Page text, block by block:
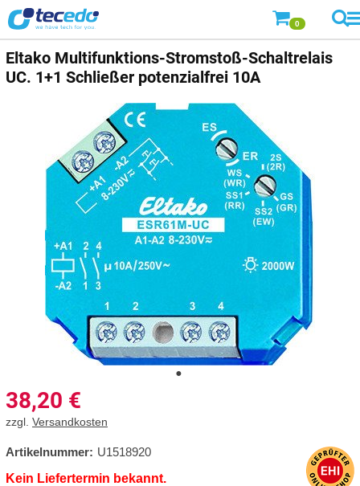
0
Eltako Multifunktions-Stromstoß-Schaltrelais
UC. 1+1 Schließer potenzialfrei 10A
38,20 €
zzgl. Versandkosten
Artikelnummer: U1518920
Kein Liefertermin bekannt.